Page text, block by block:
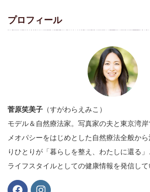
プロフィール
菅原笑美子 （すがわらえみこ）
モデル＆自然療法家。写真家の夫と東京湾
メオパシーをはじめとした自然療法全般か
りひとりが「暮らしを整え、わたしに還る」
ライフスタイルとしての健康情報を発信して